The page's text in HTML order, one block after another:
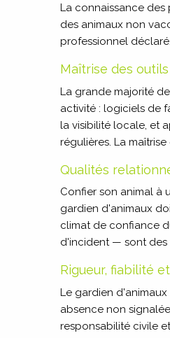
La connaissance
des animaux non
professionnel déclaré.
Maîtrise des
La grande majorité
activité : logiciels de
la visibilité locale, et
régulières. La
Qualités
Confier son animal à
gardien d'animaux
climat de confiance
d'incident — sont des
Rigueur, fiabilité
Le gardien
absence non
responsabilité civile